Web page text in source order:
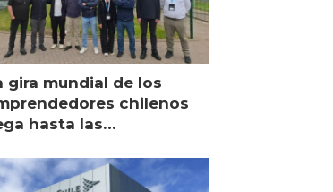
gira mundial de los
chilenos
hasta las